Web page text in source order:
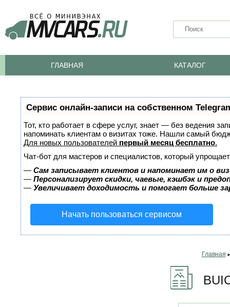
ГЛАВНАЯ КАТАЛОГ
Сервис онлайн-записи на собственном
Тот, кто работает в сфере услуг, знает — без ведения
напоминать клиентам о визитах тоже. Нашли самый
Для новых пользователей первый месяц бесплатно.
Чат-бот для мастеров и специалистов, который
— Сам записывает клиентов и напоминает им о
— Персонализирует скидки, чаевые, кэшбэк и
— Увеличивает доходимость и помогает больше
Начать пользоваться сервисом
Главная